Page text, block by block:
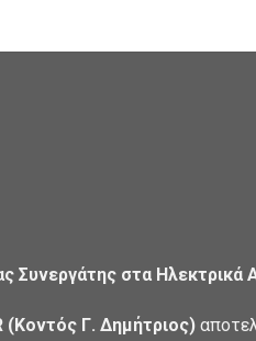
Συνεργάτης στα Ηλεκτρικά
(Κοντός Γ. Δημήτριος)